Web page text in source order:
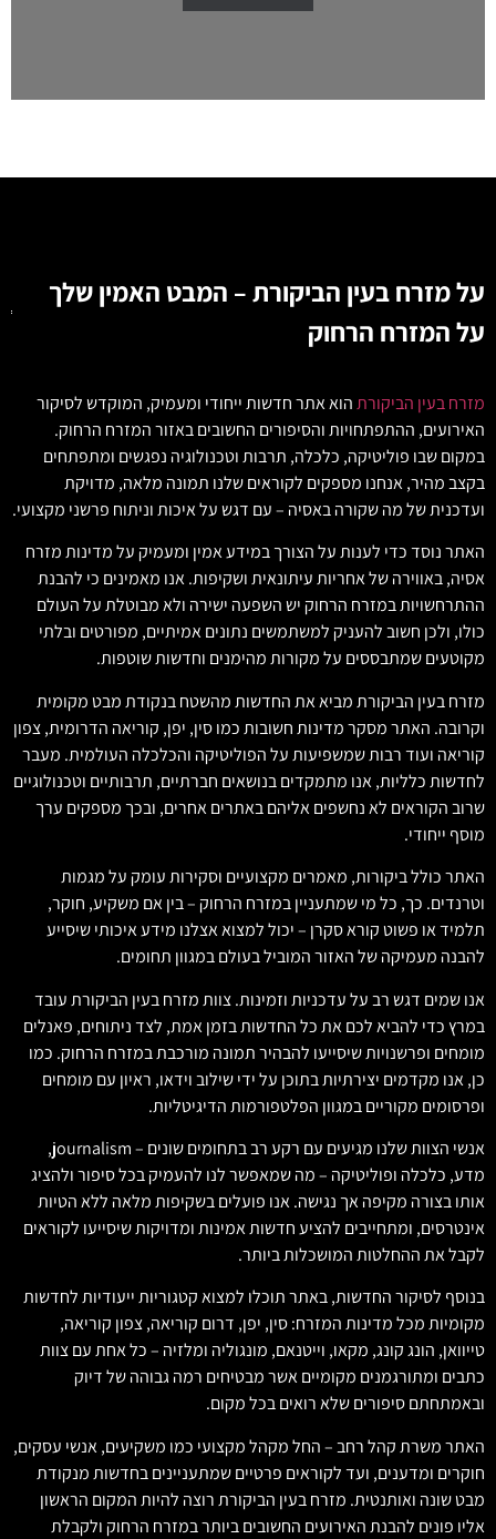
על מזרח בעין הביקורת – המבט האמין שלך
על המזרח הרחוק
מזרח בעין הביקורתהוא אתר חדשות ייחודי ומעמיק, המוקדש לסיקור
האירועים, ההתפתחויות והסיפורים החשובים באזור המזרח הרחוק.
במקום שבו פוליטיקה, כלכלה, תרבות וטכנולוגיה נפגשים ומתפתחים
בקצב מהיר, אנחנו מספקים לקוראים שלנו תמונה מלאה, מדויקת
ועדכנית של מה שקורה באסיה – עם דגש על איכות וניתוח פרשני מקצועי.
האתר נוסד כדי לענות על הצורך במידע אמין ומעמיק על מדינות מזרח
אסיה, באווירה של אחריות עיתונאית ושקיפות. אנו מאמינים כי להבנת
ההתרחשויות במזרח הרחוק יש השפעה ישירה ולא מבוטלת על העולם
כולו, ולכן חשוב להעניק למשתמשים נתונים אמיתיים, מפורטים ובלתי
מקוטעים שמתבססים על מקורות מהימנים וחדשות שוטפות.
מזרח בעין הביקורת מביא את החדשות מהשטח בנקודת מבט מקומית
וקרובה. האתר מסקר מדינות חשובות כמו סין, יפן, קוריאה הדרומית, צפון
קוריאה ועוד רבות שמשפיעות על הפוליטיקה והכלכלה העולמית. מעבר
לחדשות כלליות, אנו מתמקדים בנושאים חברתיים, תרבותיים וטכנולוגיים
שרוב הקוראים לא נחשפים אליהם באתרים אחרים, ובכך מספקים ערך
מוסף ייחודי.
האתר כולל ביקורות, מאמרים מקצועיים וסקירות עומק על מגמות
וטרנדים. כך, כל מי שמתעניין במזרח הרחוק – בין אם משקיע, חוקר,
תלמיד או פשוט קורא סקרן – יכול למצוא אצלנו מידע איכותי שיסייע
להבנה מעמיקה של האזור המוביל בעולם במגוון תחומים.
אנו שמים דגש רב על עדכניות וזמינות. צוות מזרח בעין הביקורת עובד
במרץ כדי להביא לכם את כל החדשות בזמן אמת, לצד ניתוחים, פאנלים
מומחים ופרשנויות שיסייעו להבהיר תמונה מורכבת במזרח הרחוק. כמו
כן, אנו מקדמים יצירתיות בתוכן על ידי שילוב וידאו, ראיון עם מומחים
ופרסומים מקוריים במגוון הפלטפורמות הדיגיטליות.
אנשי הצוות שלנו מגיעים עם רקע רב בתחומים שונים – journalism,
מדע, כלכלה ופוליטיקה – מה שמאפשר לנו להעמיק בכל סיפור ולהציג
אותו בצורה מקיפה אך נגישה. אנו פועלים בשקיפות מלאה ללא הטיות
אינטרסים, ומתחייבים להציע חדשות אמינות ומדויקות שיסייעו לקוראים
לקבל את ההחלטות המושכלות ביותר.
בנוסף לסיקור החדשות, באתר תוכלו למצוא קטגוריות ייעודיות לחדשות
מקומיות מכל מדינות המזרח: סין, יפן, דרום קוריאה, צפון קוריאה,
טייוואן, הונג קונג, מקאו, וייטנאם, מונגוליה ומלזיה – כל אחת עם צוות
כתבים ומתורגמנים מקומיים אשר מבטיחים רמה גבוהה של דיוק
ובאמתחתם סיפורים שלא רואים בכל מקום.
האתר משרת קהל רחב – החל מקהל מקצועי כמו משקיעים, אנשי עסקים,
חוקרים ומדענים, ועד לקוראים פרטיים שמתעניינים בחדשות מנקודת
מבט שונה ואותנטית. מזרח בעין הביקורת רוצה להיות המקום הראשון
אליו פונים להבנת האירועים החשובים ביותר במזרח הרחוק ולקבלת